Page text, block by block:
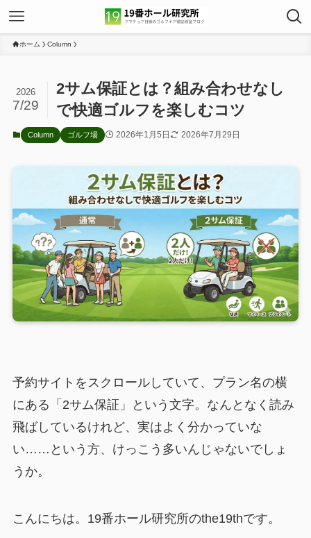
ホーム Column
2サム保証とは？組み合わせなし
で快適ゴルフを楽しむコツ
2026
7/29
Column ゴルフ場 2026年1月5日 2026年7月29日
予約サイトをスクロールしていて、プラン名の横
にある「2サム保証」という文字。なんとなく読み
飛ばしているけれど、実はよく分かっていな
い……という方、けっこう多いんじゃないでしょ
うか。
こんにちは。19番ホール研究所のthe19thです。